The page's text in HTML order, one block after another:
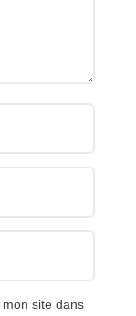
site dans